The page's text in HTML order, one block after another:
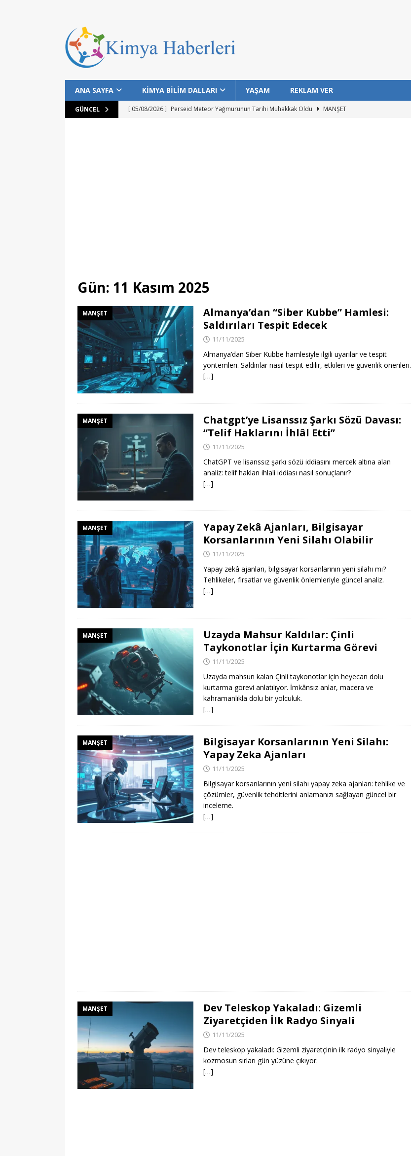
ANA SAYFA KİMYA BİLİM DALLARI YAŞAM REKLAM VER
GÜNCEL [ 05/08/2026 ] Perseid Meteor Yağmurunun Tarihi Muhakkak Oldu
MANŞET
Gün: 11 Kasım 2025
MANŞET
Almanya’dan “Siber Kubbe” Hamlesi:
Saldırıları Tespit Edecek
11/11/2025
Almanya’dan Siber Kubbe hamlesiyle ilgili uyarılar ve tespit
yöntemleri. Saldırılar nasıl tespit edilir, etkileri ve güvenlik önerileri.
[…]
MANŞET
Chatgpt’ye Lisanssız Şarkı Sözü Davası:
“Telif Haklarını İhlâl Etti”
11/11/2025
ChatGPT ve lisanssız şarkı sözü iddiasını mercek altına alan
analiz: telif hakları ihlali iddiası nasıl sonuçlanır?
[…]
MANŞET
Yapay Zekâ Ajanları, Bilgisayar
Korsanlarının Yeni Silahı Olabilir
11/11/2025
Yapay zekâ ajanları, bilgisayar korsanlarının yeni silahı mı?
Tehlikeler, fırsatlar ve güvenlik önlemleriyle güncel analiz.
[…]
MANŞET
Uzayda Mahsur Kaldılar: Çinli
Taykonotlar İçin Kurtarma Görevi
11/11/2025
Uzayda mahsun kalan Çinli taykonotlar için heyecan dolu
kurtarma görevi anlatılıyor. İmkânsız anlar, macera ve
kahramanlıkla dolu bir yolculuk.
[…]
MANŞET
Bilgisayar Korsanlarının Yeni Silahı:
Yapay Zeka Ajanları
11/11/2025
Bilgisayar korsanlarının yeni silahı yapay zeka ajanları: tehlike ve
çözümler, güvenlik tehditlerini anlamanızı sağlayan güncel bir
inceleme.
[…]
MANŞET
Dev Teleskop Yakaladı: Gizemli
Ziyaretçiden İlk Radyo Sinyali
11/11/2025
Dev teleskop yakaladı: Gizemli ziyaretçinin ilk radyo sinyaliyle
kozmosun sırları gün yüzüne çıkıyor.
[…]